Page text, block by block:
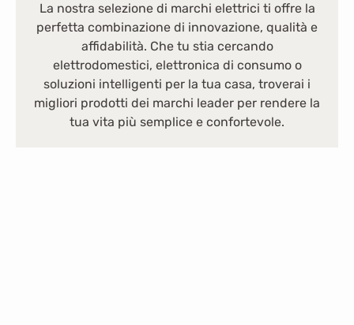
La nostra selezione di marchi elettrici ti offre la
perfetta combinazione di innovazione, qualità e
affidabilità. Che tu stia cercando
elettrodomestici, elettronica di consumo o
soluzioni intelligenti per la tua casa, troverai i
migliori prodotti dei marchi leader per rendere la
tua vita più semplice e confortevole.